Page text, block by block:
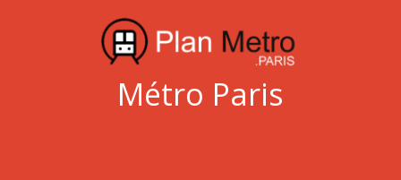
Métro Paris